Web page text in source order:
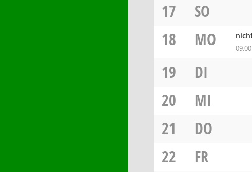
17
SO
18
MO
19
DI
20
MI
21
DO
22
FR